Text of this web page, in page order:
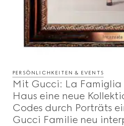
PERSÖNLICHKEITEN & EVENTS
Mit Gucci: La Famiglia
Haus eine neue
Codes durch Porträts
Gucci Familie neu